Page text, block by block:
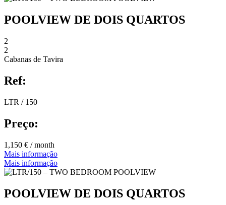
POOLVIEW DE DOIS QUARTOS
2
2
Cabanas de Tavira
Ref:
LTR / 150
Preço:
1,150 € / month
Mais informação
Mais informação
POOLVIEW DE DOIS QUARTOS